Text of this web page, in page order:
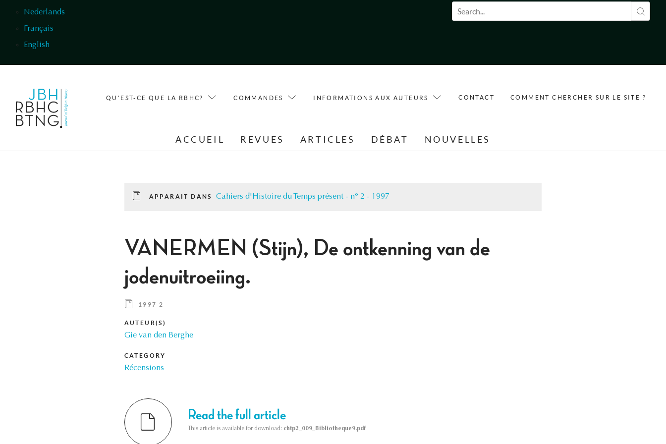
Nederlands
Français
English
Formulaire de recherche
QU'EST-CE QUE LA RBHC? COMMANDES INFORMATIONS AUX AUTEURS CONTACT COMMENT CHERCHER SUR LE SITE ?
ACCUEIL REVUES ARTICLES DÉBAT NOUVELLES
APPARAÎT DANS Cahiers d'Histoire du Temps présent - n° 2 - 1997
VANERMEN (Stijn), De ontkenning van de
jodenuitroeiing.
1997 2
AUTEUR(S)
Gie van den Berghe
CATEGORY
Récensions
Read the full article
This article is available for download: chtp2_009_Bibliotheque9.pdf